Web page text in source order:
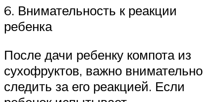
6. Внимательность к реакции
ребенка
После дачи ребенку компота из
сухофруктов, важно внимательно
следить за его реакцией. Если